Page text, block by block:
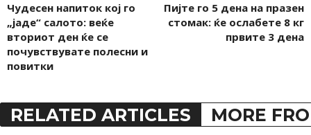
Чудесен напиток кој го
„јаде“ салото: веќе
вториот ден ќе се
почувствувате полесни и
повитки
Пијте го 5 дена на празен
стомак: ќе ослабете 8 кг
првите 3 дена
RELATED ARTICLES MORE